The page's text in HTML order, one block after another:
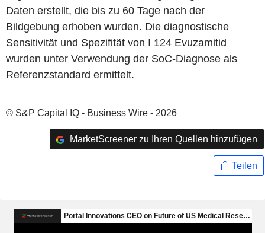
Daten erstellt, die bis zu 60 Tage nach der
Bildgebung erhoben wurden. Die diagnostische
Sensitivität und Spezifität von I 124 Evuzamitid
wurden unter Verwendung der SoC-Diagnose als
Referenzstandard ermittelt.
© S&P Capital IQ - Business Wire - 2026
MarketScreener zu Ihren Quellen hinzufügen
Teilen